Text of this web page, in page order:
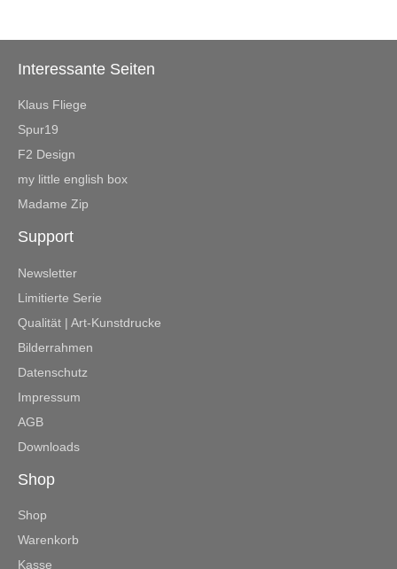
Interessante Seiten
Klaus Fliege
Spur19
F2 Design
my little english box
Madame Zip
Support
Newsletter
Limitierte Serie
Qualität | Art-Kunstdrucke
Bilderrahmen
Datenschutz
Impressum
AGB
Downloads
Shop
Shop
Warenkorb
Kasse